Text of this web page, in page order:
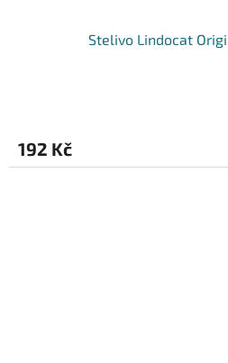
Stelivo Lindocat
192 Kč